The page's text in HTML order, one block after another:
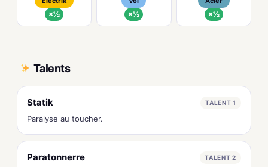
×½ ×½ ×½
Talents
Statik TALENT 1
Paralyse au toucher.
Paratonnerre TALENT 2